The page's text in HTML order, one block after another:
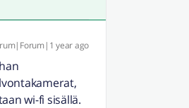
year ago
wi-fi sisällä.